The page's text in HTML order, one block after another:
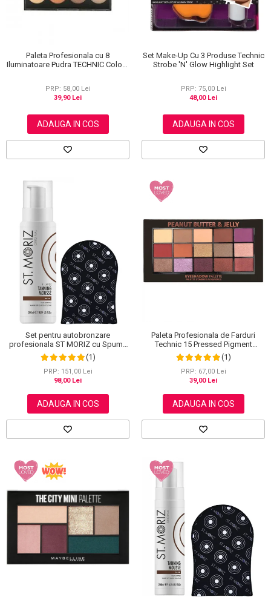
Paleta Profesionala cu 8
Iluminatoare Pudra TECHNIC Colour
PRP: 58,00 Lei
39,90 Lei
ADAUGA IN COS
Set Make-Up Cu 3 Produse Technic
Strobe 'N' Glow Highlight Set
PRP: 75,00 Lei
48,00 Lei
ADAUGA IN COS
Set pentru autobronzare
profesionala ST MORIZ cu Spuma
Dark XL si Manusa
(1)
PRP: 151,00 Lei
98,00 Lei
ADAUGA IN COS
Paleta Profesionala de Farduri
Technic 15 Pressed Pigment
Palette, Peanut Butter & Jelly, 15
Culori, 30 g
(1)
PRP: 67,00 Lei
39,00 Lei
ADAUGA IN COS